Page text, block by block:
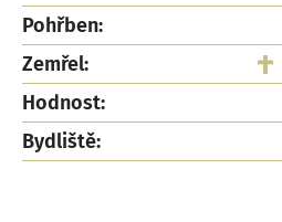
Pohřben:
Zemřel:
Hodnost:
Bydliště: